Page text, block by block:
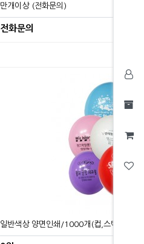
만개이상 (전화문의)
전화문의
일반색상 양면인쇄/1000개(컵,스틱포함) (